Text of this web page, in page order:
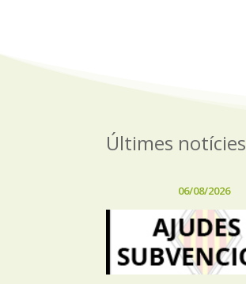
Últimes notícies
06/08/2026